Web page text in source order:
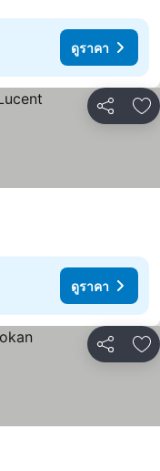
ดูราคา
แชร์ เ
ดูราคา
แชร์ เ